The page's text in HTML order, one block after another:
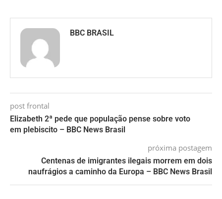
BBC BRASIL
post frontal
Elizabeth 2ª pede que população pense sobre voto
em plebiscito – BBC News Brasil
próxima postagem
Centenas de imigrantes ilegais morrem em dois
naufrágios a caminho da Europa – BBC News Brasil